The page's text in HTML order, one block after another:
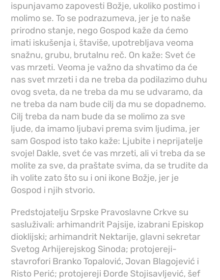
ispunjavamo zapovesti Božje, ukoliko postimo i
molimo se. To se podrazumeva, jer je to naše
prirodno stanje, nego Gospod kaže da ćemo
imati iskušenja i, štaviše, upotrebljava veoma
snažnu, grubu, brutalnu reč. On kaže: Svet će
vas mrzeti. Veoma je važno da shvatimo da će
nas svet mrzeti i da ne treba da podilazimo duhu
ovog sveta, da ne treba da mu se udvaramo, da
ne treba da nam bude cilj da mu se dopadnemo.
Cilj treba da nam bude da se molimo za sve
ljude, da imamo ljubavi prema svim ljudima, jer
sam Gospod isto tako kaže: Ljubite i neprijatelje
svoje! Dakle, svet će vas mrzeti, ali vi treba da se
molite za sve, da praštate svima, da se trudite da
ih volite zato što su i oni ikone Božje, jer je
Gospod i njih stvorio.
Predstojatelju Srpske Pravoslavne Crkve su
sasluživali: arhimandrit Pajsije, izabrani Episkop
dioklijski; arhimandrit Nektarije, glavni sekretar
Svetog Arhijerejskog Sinoda; protojereji-
stavrofori Branko Topalović, Jovan Blagojević i
Risto Perić; protojereji Đorđe Stojisavljević, šef